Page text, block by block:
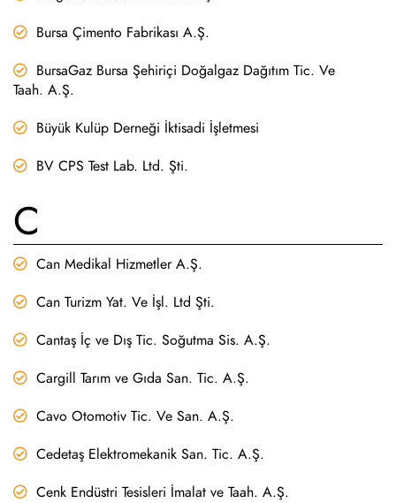
Bursa Çimento Fabrikası A.Ş.
BursaGaz Bursa Şehiriçi Doğalgaz Dağıtım Tic. Ve
Taah. A.Ş.
Büyük Kulüp Derneği İktisadi İşletmesi
BV CPS Test Lab. Ltd. Şti.
C
Can Medikal Hizmetler A.Ş.
Can Turizm Yat. Ve İşl. Ltd Şti.
Cantaş İç ve Dış Tic. Soğutma Sis. A.Ş.
Cargill Tarım ve Gıda San. Tic. A.Ş.
Cavo Otomotiv Tic. Ve San. A.Ş.
Cedetaş Elektromekanik San. Tic. A.Ş.
Cenk Endüstri Tesisleri İmalat ve Taah. A.Ş.